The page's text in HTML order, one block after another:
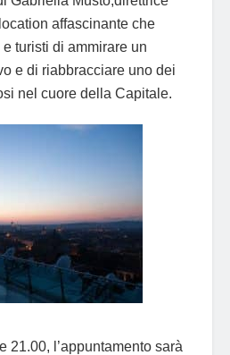
affascinante che
turisti di ammirare un
e di riabbracciare uno dei
nel cuore della Capitale.
21.00, l’appuntamento sarà